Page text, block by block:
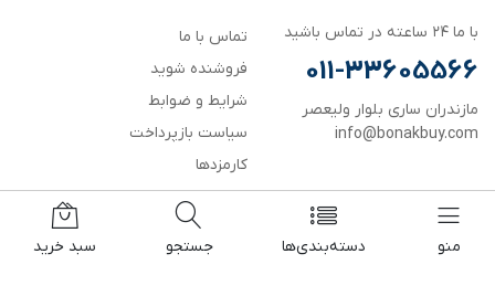
منو دسته‌بندی‌ها جستجو سبد خرید
با ما ۲۴ ساعته در تماس باشید
011-33605566
مازندران ساری بلوار ولیعصر
info@bonakbuy.com
تماس با ما
فروشنده شوید
شرایط و ضوابط
سیاست بازپرداخت
کارمزدها
لینک های مفید